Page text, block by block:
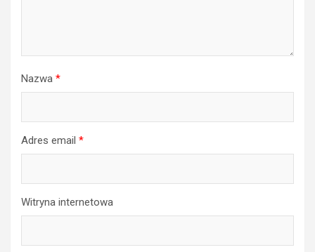
Nazwa *
Adres email *
Witryna internetowa